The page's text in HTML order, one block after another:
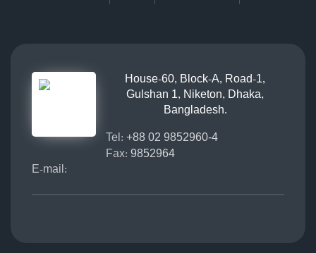
House-60, Block-A, Road-1,
Gulshan 1, Niketon, Dhaka,
Bangladesh.
Tel: +88 02 9852960-4
Fax: 9852964
E-mail: